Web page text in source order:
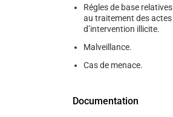
Régles de base relatives
au traitement des actes
d’intervention illicite.
Malveillance.
Cas de menace.
Documentation